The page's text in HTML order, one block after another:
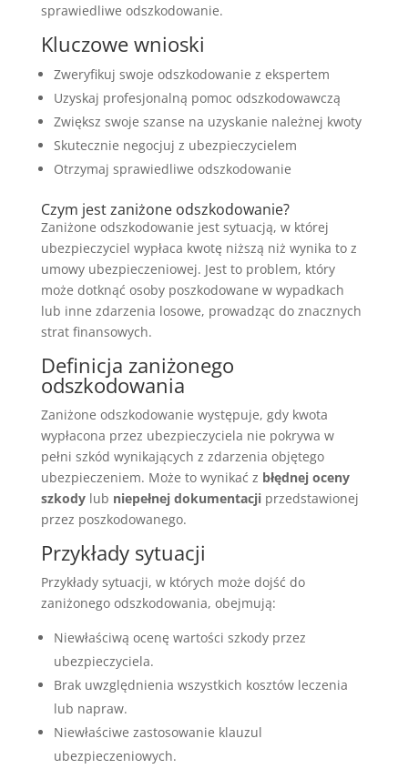
sprawiedliwe odszkodowanie.
Kluczowe wnioski
Zweryfikuj swoje odszkodowanie z ekspertem
Uzyskaj profesjonalną pomoc odszkodowawczą
Zwiększ swoje szanse na uzyskanie należnej kwoty
Skutecznie negocjuj z ubezpieczycielem
Otrzymaj sprawiedliwe odszkodowanie
Czym jest zaniżone odszkodowanie?
Zaniżone odszkodowanie jest sytuacją, w której
ubezpieczyciel wypłaca kwotę niższą niż wynika to z
umowy ubezpieczeniowej. Jest to problem, który
może dotknąć osoby poszkodowane w wypadkach
lub inne zdarzenia losowe, prowadząc do znacznych
strat finansowych.
Definicja zaniżonego
odszkodowania
Zaniżone odszkodowanie występuje, gdy kwota
wypłacona przez ubezpieczyciela nie pokrywa w
pełni szkód wynikających z zdarzenia objętego
ubezpieczeniem. Może to wynikać z błędnej oceny
szkodylub niepełnej dokumentacjiprzedstawionej
przez poszkodowanego.
Przykłady sytuacji
Przykłady sytuacji, w których może dojść do
zaniżonego odszkodowania, obejmują:
Niewłaściwą ocenę wartości szkody przez
ubezpieczyciela.
Brak uwzględnienia wszystkich kosztów leczenia
lub napraw.
Niewłaściwe zastosowanie klauzul
ubezpieczeniowych.